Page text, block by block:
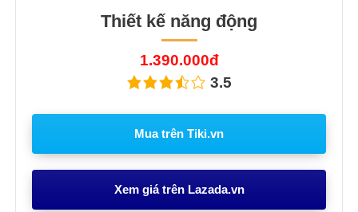
Thiết kế năng động
1.390.000đ
3.5
Mua trên Tiki.vn
Xem giá trên Lazada.vn